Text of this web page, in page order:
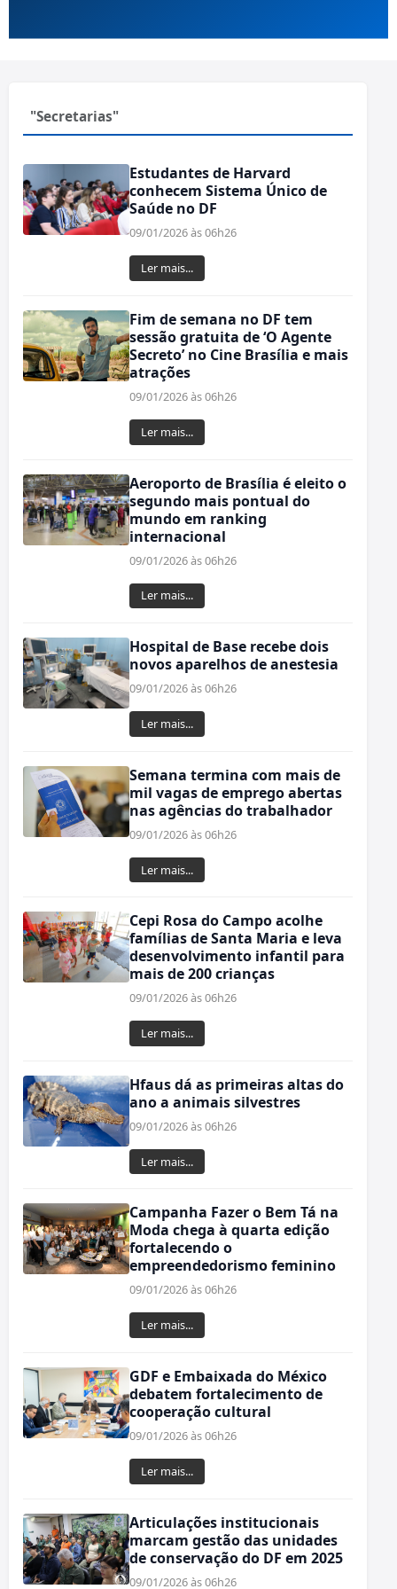
"Secretarias"
Estudantes de Harvard
conhecem Sistema Único de
Saúde no DF
09/01/2026 às 06h26
Ler mais...
Fim de semana no DF tem
sessão gratuita de ‘O Agente
Secreto’ no Cine Brasília e mais
atrações
09/01/2026 às 06h26
Ler mais...
Aeroporto de Brasília é eleito o
segundo mais pontual do
mundo em ranking
internacional
09/01/2026 às 06h26
Ler mais...
Hospital de Base recebe dois
novos aparelhos de anestesia
09/01/2026 às 06h26
Ler mais...
Semana termina com mais de
mil vagas de emprego abertas
nas agências do trabalhador
09/01/2026 às 06h26
Ler mais...
Cepi Rosa do Campo acolhe
famílias de Santa Maria e leva
desenvolvimento infantil para
mais de 200 crianças
09/01/2026 às 06h26
Ler mais...
Hfaus dá as primeiras altas do
ano a animais silvestres
09/01/2026 às 06h26
Ler mais...
Campanha Fazer o Bem Tá na
Moda chega à quarta edição
fortalecendo o
empreendedorismo feminino
09/01/2026 às 06h26
Ler mais...
GDF e Embaixada do México
debatem fortalecimento de
cooperação cultural
09/01/2026 às 06h26
Ler mais...
Articulações institucionais
marcam gestão das unidades
de conservação do DF em 2025
09/01/2026 às 06h26